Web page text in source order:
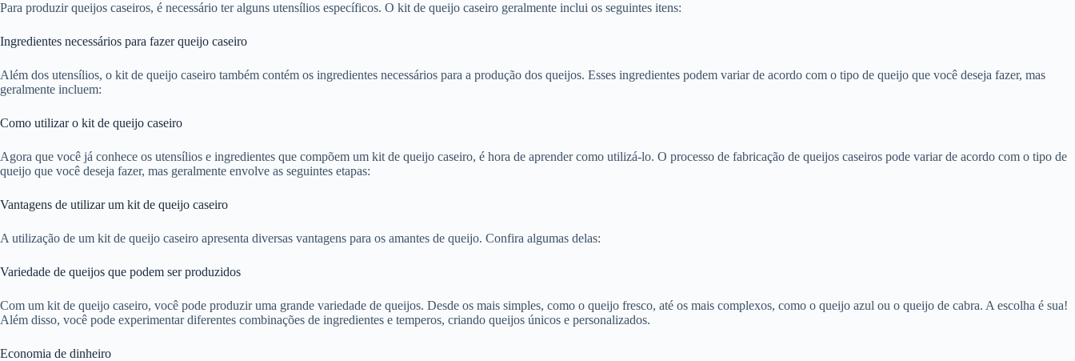
Para produzir queijos caseiros, é necessário ter alguns utensílios específicos. O kit de queijo caseiro geralmente inclui os seguintes itens:
Ingredientes necessários para fazer queijo caseiro
Além dos utensílios, o kit de queijo caseiro também contém os ingredientes necessários para a produção dos queijos. Esses ingredientes podem variar de acordo com o tipo de queijo que você deseja fazer, mas
geralmente incluem:
Como utilizar o kit de queijo caseiro
Agora que você já conhece os utensílios e ingredientes que compõem um kit de queijo caseiro, é hora de aprender como utilizá-lo. O processo de fabricação de queijos caseiros pode variar de acordo com o tipo de
queijo que você deseja fazer, mas geralmente envolve as seguintes etapas:
Vantagens de utilizar um kit de queijo caseiro
A utilização de um kit de queijo caseiro apresenta diversas vantagens para os amantes de queijo. Confira algumas delas:
Variedade de queijos que podem ser produzidos
Com um kit de queijo caseiro, você pode produzir uma grande variedade de queijos. Desde os mais simples, como o queijo fresco, até os mais complexos, como o queijo azul ou o queijo de cabra. A escolha é sua!
Além disso, você pode experimentar diferentes combinações de ingredientes e temperos, criando queijos únicos e personalizados.
Economia de dinheiro